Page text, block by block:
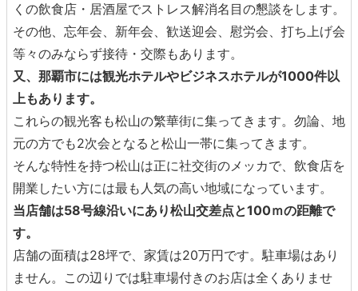
くの飲食店・居酒屋でストレス解消名目の懇談をします。
その他、忘年会、新年会、歓送迎会、慰労会、打ち上げ会
等々のみならず接待・交際もあります。
又、那覇市には観光ホテルやビジネスホテルが1000件以
上もあります。
これらの観光客も松山の繁華街に集ってきます。勿論、地
元の方でも2次会となると松山一帯に集ってきます。
そんな特性を持つ松山は正に社交街のメッカで、飲食店を
開業したい方には最も人気の高い地域になっています。
当店舗は58号線沿いにあり松山交差点と100ｍの距離で
す。
店舗の面積は28坪で、家賃は20万円です。駐車場はあり
ません。この辺りでは駐車場付きのお店は全くありませ